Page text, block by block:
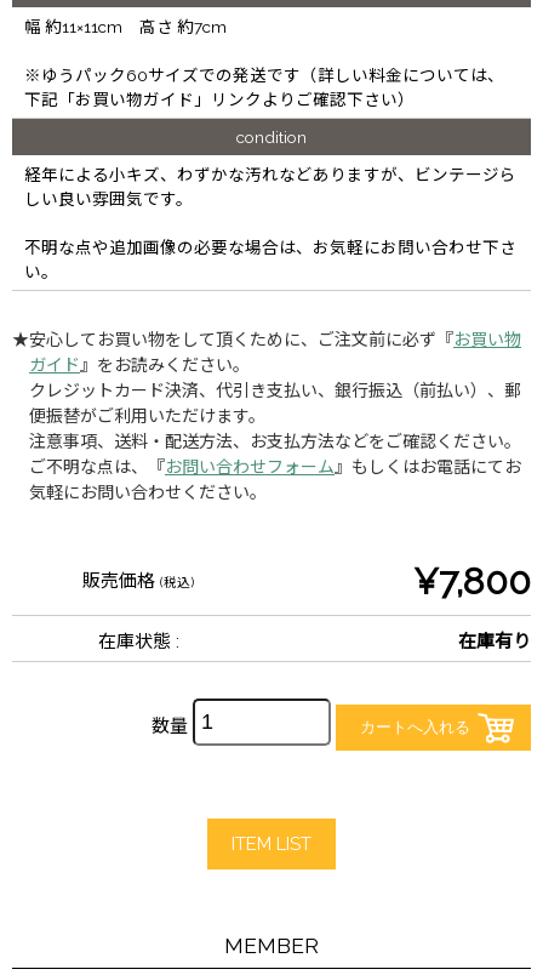
幅 約11×11cm 高さ 約7cm
※ゆうパック60サイズでの発送です（詳しい料金については、
下記「お買い物ガイド」リンクよりご確認下さい）
condition
経年による小キズ、わずかな汚れなどありますが、ビンテージら
しい良い雰囲気です。
不明な点や追加画像の必要な場合は、お気軽にお問い合わせ下さ
い。
★安心してお買い物をして頂くために、ご注文前に必ず『お買い物
ガイド 』をお読みください。
クレジットカード決済、代引き支払い、銀行振込（前払い）、郵
便振替がご利用いただけます。
注意事項、送料・配送方法、お支払方法などをご確認ください。
ご不明な点は、『お問い合わせフォーム 』もしくはお電話にてお
気軽にお問い合わせください。
販売価格 (税込) ¥7,800
在庫状態 : 在庫有り
数量
ITEM LIST
MEMBER